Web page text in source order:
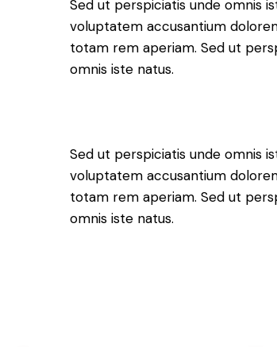
Sed ut perspiciatis unde omnis
voluptatem accusantium
totam rem aperiam. Sed ut
omnis iste natus.
Sed ut perspiciatis unde omnis
voluptatem accusantium
totam rem aperiam. Sed ut
omnis iste natus.